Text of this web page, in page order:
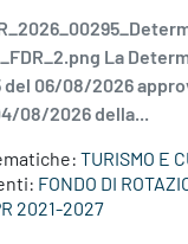
La
del 06/08/2026
08/2026 della...
TURISMO E
FONDO DI
2021-2027